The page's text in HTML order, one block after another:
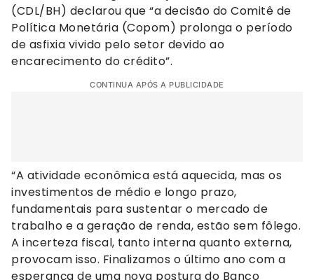
(CDL/BH) declarou que “a decisão do Comitê de
Política Monetária (Copom) prolonga o período
de asfixia vivido pelo setor devido ao
encarecimento do crédito”.
CONTINUA APÓS A PUBLICIDADE
“A atividade econômica está aquecida, mas os
investimentos de médio e longo prazo,
fundamentais para sustentar o mercado de
trabalho e a geração de renda, estão sem fôlego.
A incerteza fiscal, tanto interna quanto externa,
provocam isso. Finalizamos o último ano com a
esperança de uma nova postura do Banco